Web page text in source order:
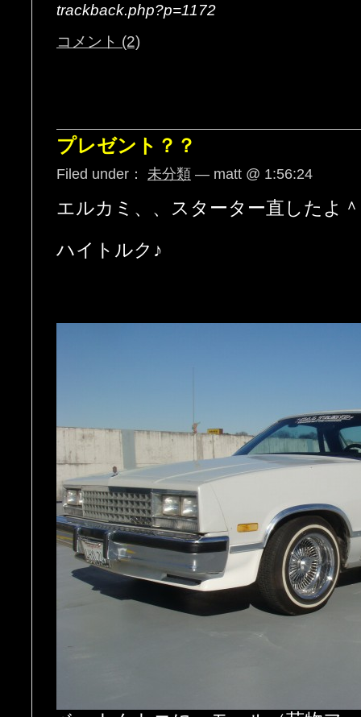
trackback.php?p=1172
コメント (2)
プレゼント？？
Filed under： 未分類 — matt @ 1:56:24
エルカミ、、スターター直したよ
ハイトルク♪